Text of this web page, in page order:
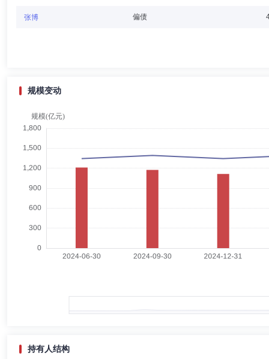
学历：硕士
陈守东先生：独立董事，经济学博士。曾任通化煤矿学院教师，吉林大
现已退休，兼任东方集团股份有限公司独立董事，吉林舒兰农村商业银
雷小玲 独立董事 学历：硕士 任职日期：2016-09-03
雷小玲女士：独立董事，注册会计师，经济学学士、工商管理硕士。曾
王大刚先生：独立董事，管理学博士。曾任中国国家开发投资公司国
张博 偏债
规模变动
持有人结构